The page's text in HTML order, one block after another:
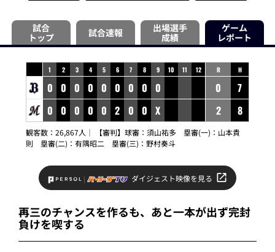
試合
トップ
試合速報
出場選手
成績
ゲーム
レポート
1 2 3 4 5 6 7 8 9 10 11 12
0 0 0 0 0 0 0 0 0
0 0 0 0 0 2 0 0 X
R H
0
7
2
8
観客数：26,867人｜ 【審判】球審：須山祐多 塁審(一)：山本貴
則 塁審(二)：有隅昭二 塁審(三)：野村奏斗
ダイジェスト映像を見る
再三のチャンスを作るも、あと一本が出ず完封
負けを喫する